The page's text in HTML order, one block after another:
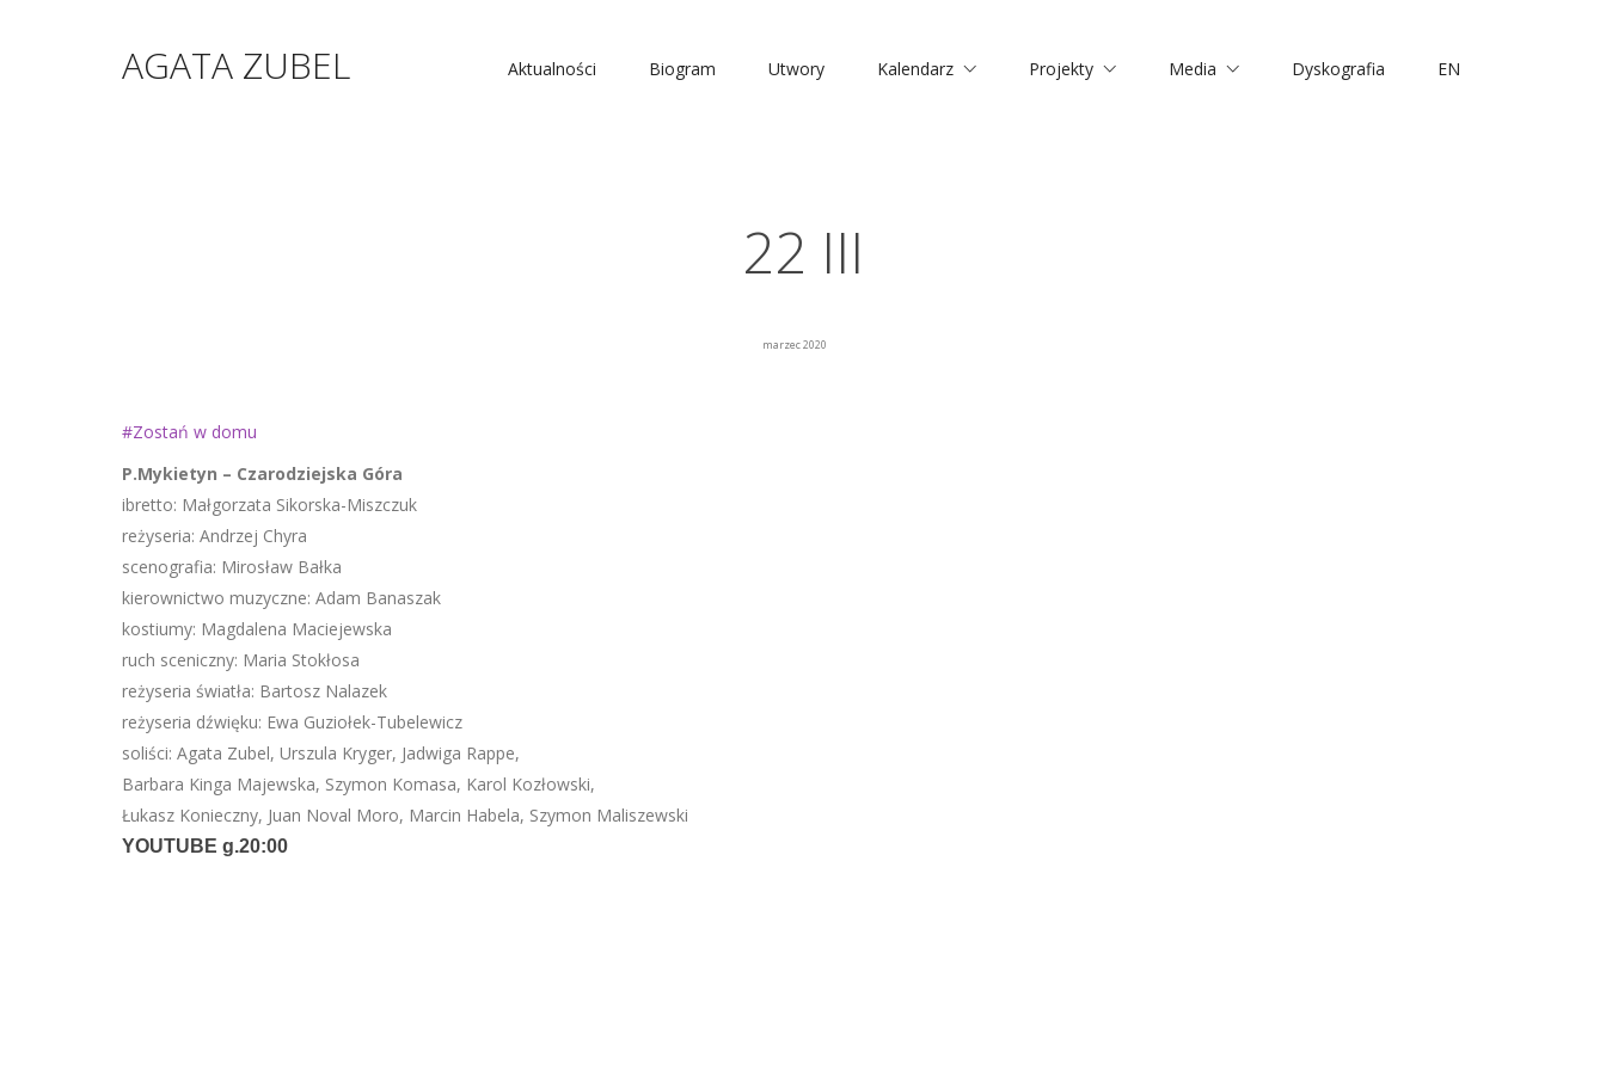
AGATA ZUBEL Aktualności Biogram Utwory Kalendarz Projekty Media Dyskografia EN
22 III
marzec 2020
#Zostań w domu
P.Mykietyn – Czarodziejska Góra
ibretto: Małgorzata Sikorska-Miszczuk
reżyseria: Andrzej Chyra
scenografia: Mirosław Bałka
kierownictwo muzyczne: Adam Banaszak
kostiumy: Magdalena Maciejewska
ruch sceniczny: Maria Stokłosa
reżyseria światła: Bartosz Nalazek
reżyseria dźwięku: Ewa Guziołek-Tubelewicz
soliści: Agata Zubel, Urszula Kryger, Jadwiga Rappe,
Barbara Kinga Majewska, Szymon Komasa, Karol Kozłowski,
Łukasz Konieczny, Juan Noval Moro, Marcin Habela, Szymon Maliszewski
YOUTUBE g.20:00